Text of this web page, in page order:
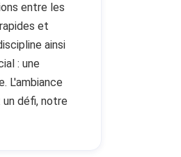
entre les
et
ainsi
: une
L'ambiance
défi, notre